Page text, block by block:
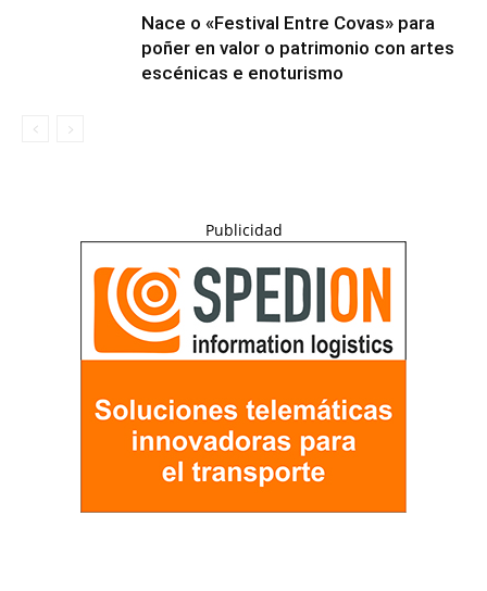
Nace o «Festival Entre Covas» para
poñer en valor o patrimonio con artes
escénicas e enoturismo
Publicidad